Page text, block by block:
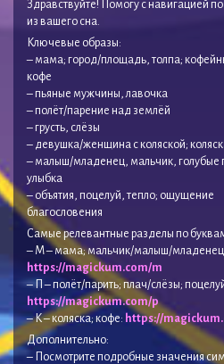
Здравствуйте! Помогу с навигацией
из вашего сна.
Ключевые образы:
– мама; город/площадь, толпа;
кофе
– пьяные мужчины, лавочка
– полёт/парение над землёй
– грусть, слёзы
– девушка/женщина с коляской;
– малыш/младенец, мальчик, голубые
улыбка
– объятия, поцелуй, тепло; ощущение
благословения
Самые релевантные разделы по
– М – мама; мальчик/малыш/
https://magickum.com/m
– П – полёт/парить; плач/слёзы;
https://magickum.com/p
– К – коляска; кофе: https://
Дополнительно:
– Посмотрите подробные значения